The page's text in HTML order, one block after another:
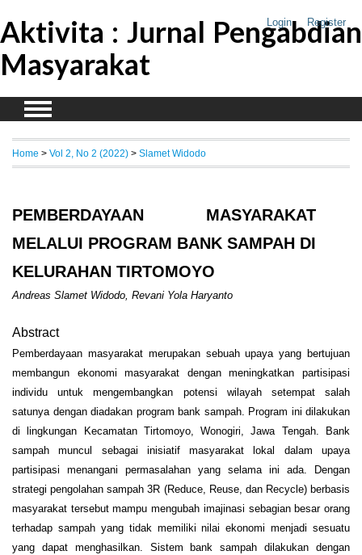
Login Register
Aktivita : Jurnal Pengabdian
Masyarakat
Home > Vol 2, No 2 (2022) > Slamet Widodo
PEMBERDAYAAN MASYARAKAT
MELALUI PROGRAM BANK SAMPAH DI
KELURAHAN TIRTOMOYO
Andreas Slamet Widodo, Revani Yola Haryanto
Abstract
Pemberdayaan masyarakat merupakan sebuah upaya yang bertujuan
membangun ekonomi masyarakat dengan meningkatkan partisipasi
individu untuk mengembangkan potensi wilayah setempat salah
satunya dengan diadakan program bank sampah. Program ini dilakukan
di lingkungan Kecamatan Tirtomoyo, Wonogiri, Jawa Tengah. Bank
sampah muncul sebagai inisiatif masyarakat lokal dalam upaya
partisipasi menangani permasalahan yang selama ini ada. Dengan
strategi pengolahan sampah 3R (Reduce, Reuse, dan Recycle) berbasis
masyarakat tersebut mampu mengubah imajinasi sebagian besar orang
terhadap sampah yang tidak memiliki nilai ekonomi menjadi sesuatu
yang dapat menghasilkan. Sistem bank sampah dilakukan dengan